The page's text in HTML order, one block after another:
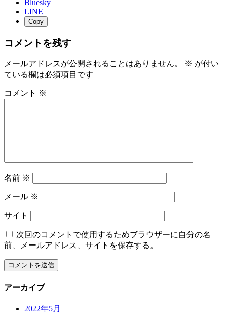
Bluesky
LINE
Copy
コメントを残す
メールアドレスが公開されることはありません。 ※ が付い
ている欄は必須項目です
コメント ※
名前 ※
メール ※
サイト
次回のコメントで使用するためブラウザーに自分の名
前、メールアドレス、サイトを保存する。
アーカイブ
2022年5月